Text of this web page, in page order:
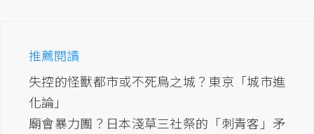
推薦閱讀
失控的怪獸都市或不死鳥之城？東京「城市進
化論」
廟會暴力團？日本淺草三社祭的「刺青客」矛